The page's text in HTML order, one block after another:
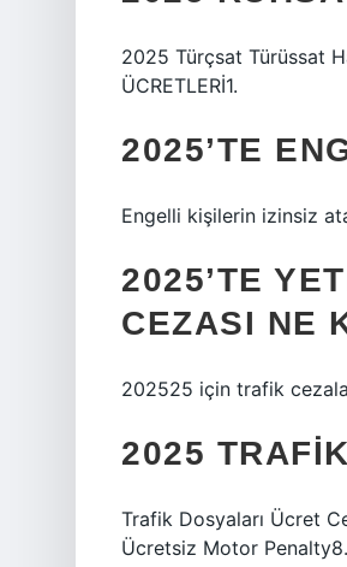
2025 Türçsat Türüssat
ÜCRETLERİ1.
2025’TE
Engelli kişilerin izinsiz
2025’TE
CEZASI NE
202525 için trafik
2025
Trafik Dosyaları Ücret
Ücretsiz Motor Penalty8.